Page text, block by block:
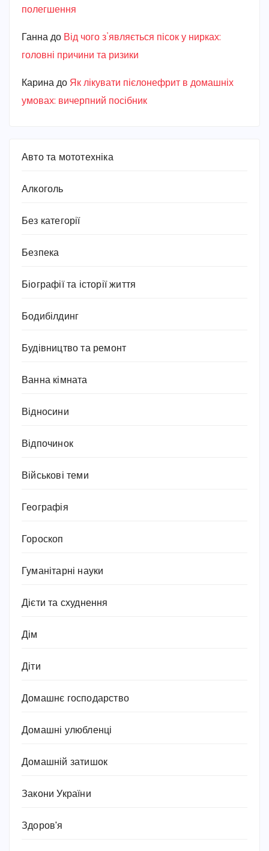
полегшення
Ганна до Від чого з’являється пісок у нирках:
головні причини та ризики
Карина до Як лікувати пієлонефрит в домашніх
умовах: вичерпний посібник
Авто та мототехніка
Алкоголь
Без категорії
Безпека
Біографії та історії життя
Бодибілдинг
Будівництво та ремонт
Ванна кімната
Відносини
Відпочинок
Військові теми
Географія
Гороскоп
Гуманітарні науки
Дієти та схуднення
Дім
Діти
Домашнє господарство
Домашні улюбленці
Домашній затишок
Закони України
Здоров'я